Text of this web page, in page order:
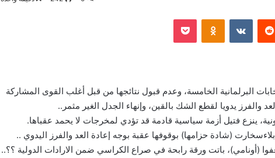
Odnoklassniki
‫Pocket
البرلمانية الخامسة، وعدم قبول نتائجها من قبل أغلب القوى المشاركة
والفرز يدويا لقطع الشك بالقين، وإنهاء الجدل الغير مثمر..
ينزع فتيل أزمة سياسية قادمة قد تؤدي لمخرجات لا يحمد عقباها.
(شادة حزامها) بوقوفها عقبة بوجه إعادة العد والفرز اليدوي ..
(أونامي)، باتت ورقة رابحة في صراع الكراسي ضمن الارادات الدولية ؟؟..